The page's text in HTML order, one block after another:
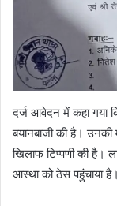
दर्ज आवेदन में कहा गया
बयानबाजी की है।
खिलाफ टिप्पणी की है।
आस्था को ठेस पहुंचाया